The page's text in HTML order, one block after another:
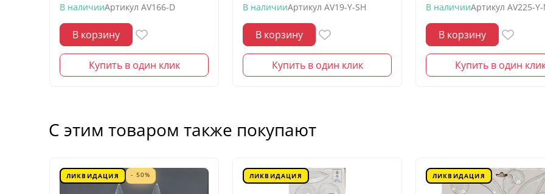
В наличииАртикул AV166-D
В корзину
Купить в один клик
В наличииАртикул AV19-Y-SH
В корзину
Купить в один клик
В наличииАртикул AV225-
В корзину
Купить в один
С этим товаром также покупают
ЛИКВИДАЦИЯ - 50% ЛИКВИДАЦИЯ ЛИКВИДАЦИЯ